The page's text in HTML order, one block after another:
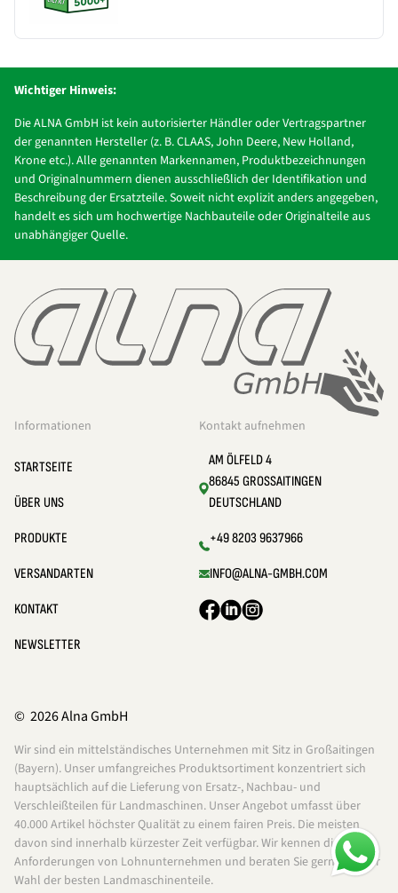
Wichtiger Hinweis:
Die ALNA GmbH ist kein autorisierter Händler oder Vertragspartner
der genannten Hersteller (z. B. CLAAS, John Deere, New Holland,
Krone etc.). Alle genannten Markennamen, Produktbezeichnungen
und Originalnummern dienen ausschließlich der Identifikation und
Beschreibung der Ersatzteile. Soweit nicht explizit anders angegeben,
handelt es sich um hochwertige Nachbauteile oder Originalteile aus
unabhängiger Quelle.
Informationen
STARTSEITE
ÜBER UNS
PRODUKTE
VERSANDARTEN
KONTAKT
NEWSLETTER
Kontakt aufnehmen
AM ÖLFELD 4
86845 GROSSAITINGEN
DEUTSCHLAND
+49 8203 9637966
INFO@ALNA-GMBH.COM
© 2026 Alna GmbH
Wir sind ein mittelständisches Unternehmen mit Sitz in Großaitingen
(Bayern). Unser umfangreiches Produktsortiment konzentriert sich
hauptsächlich auf die Lieferung von Ersatz-, Nachbau- und
Verschleißteilen für Landmaschinen. Unser Angebot umfasst über
40.000 Artikel höchster Qualität zu einem fairen Preis. Die meisten
davon sind innerhalb kürzester Zeit verfügbar. Wir kennen die
Anforderungen von Lohnunternehmen und beraten Sie gerne bei der
Wahl der besten Landmaschinenteile.